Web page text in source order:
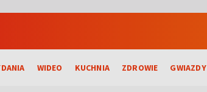
WIDEO KUCHNIA ZDROWIE GWIAZDY